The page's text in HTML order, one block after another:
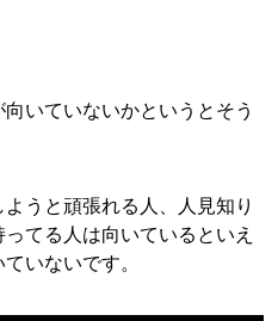
いていないかというとそう
うと頑張れる人、人見知り
てる人は向いているといえ
いないです。